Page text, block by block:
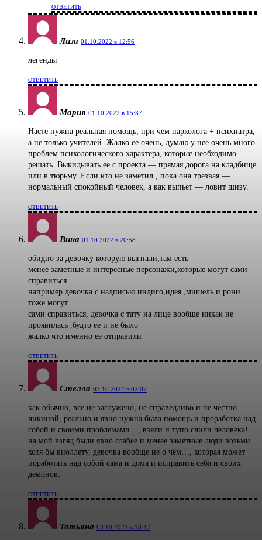
ОТВЕТИТЬ
Лиза 01.10.2022 в 12:56
легенды
ОТВЕТИТЬ
Мария 01.10.2022 в 15:37
Насте нужна реальная помощь, при чем нарколога + психиатра,
а не только учителей. Жалко ее очень, думаю у нее очень много
проблем психологического характера, которые необходимо
решать. Выкидывать ее с проекта — прямая дорога на кладбище
или в тюрьму. Если кто не заметил , пока она трезвая —
нормальный спокойный человек, а как выпьет — ловит шизу.
ОТВЕТИТЬ
Вина 01.10.2022 в 20:58
обидно за девочку которую выгнали,там есть
менее заметные и интересные персонажи,которые могут сами
справиться
например девочка с надписью индиго,идея ,мишель и рони
тоже могут
сами справиться, девочка с тату на лице вообще никак не
проявилась ,будто ее и не было
жалко что именно ее отправили
ОТВЕТИТЬ
Стелла 03.10.2022 в 02:07
как обычно, все не заслужено, не справедливо и не честно…
чикиной, реально и явно нужна была помощь и проработка над
собой и своими проблемами…, взяли и тупо слили человека!
на мой взгяд были явно слабее и менее заметные люди возьми
хотя бы виоллету, девочка вообще не о чём…, которая может
поработать над собой сама и дома и исправить себя и своих
демонов.
ОТВЕТИТЬ
Татьяна 03.10.2022 в 18:47